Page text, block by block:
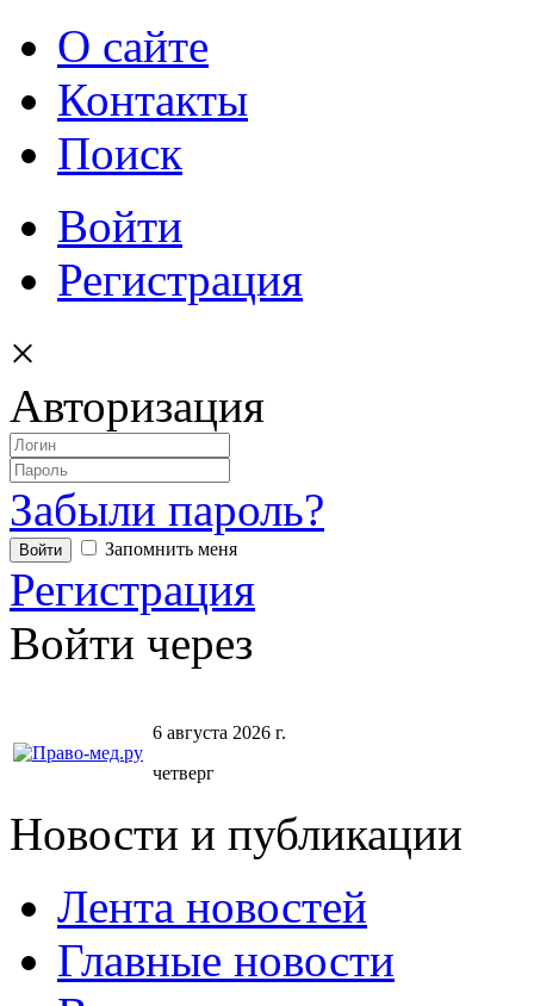
О сайте
Контакты
Поиск
Войти
Регистрация
×
Авторизация
Забыли пароль?
Запомнить меня
Регистрация
Войти через
6 августа 2026 г.
четверг
Новости и публикации
Лента новостей
Главные новости